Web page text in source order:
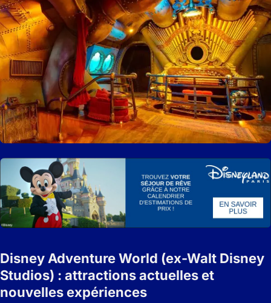
Disney Adventure World (ex-Walt Disney
Studios) : attractions actuelles et
nouvelles expériences